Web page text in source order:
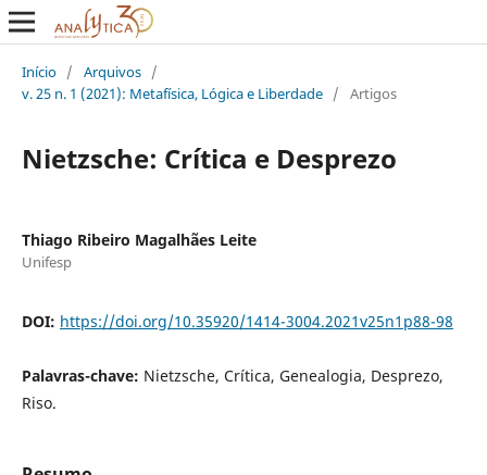
Início / Arquivos /
v. 25 n. 1 (2021): Metafísica, Lógica e Liberdade / Artigos
Nietzsche: Crítica e Desprezo
Thiago Ribeiro Magalhães Leite
Unifesp
DOI: https://doi.org/10.35920/1414-3004.2021v25n1p88-98
Palavras-chave: Nietzsche, Crítica, Genealogia, Desprezo,
Riso.